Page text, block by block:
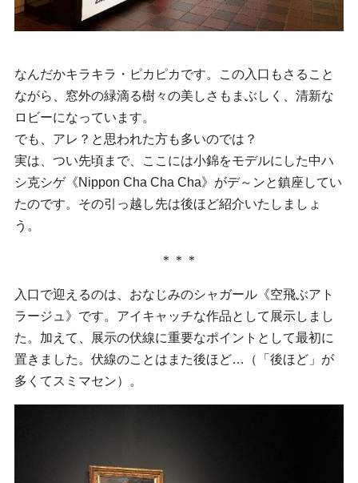
なんだかキラキラ・ピカピカです。この入口もさること
ながら、窓外の緑滴る樹々の美しさもまぶしく、清新な
ロビーになっています。
でも、アレ？と思われた方も多いのでは？
実は、つい先頃まで、ここには小錦をモデルにした中ハ
シ克シゲ《Nippon Cha Cha Cha》がデ～ンと鎮座してい
たのです。その引っ越し先は後ほど紹介いたしましょ
う。
＊＊＊
入口で迎えるのは、おなじみのシャガール《空飛ぶアト
ラージュ》です。アイキャッチな作品として展示しまし
た。加えて、展示の伏線に重要なポイントとして最初に
置きました。伏線のことはまた後ほど…（「後ほど」が
多くてスミマセン）。